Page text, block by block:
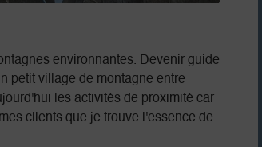
environnantes. Devenir guide
petit village de montagne entre
les activités de proximité car
clients que je trouve l'essence de